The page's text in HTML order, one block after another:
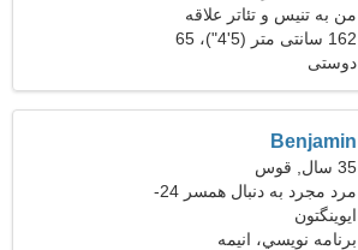
من به تنیس و تئاتر علاقه
دارم
162 سانتی متر (5'4")، 65
کیلوگرم (143 پوند)
دوستی
Benjamin
35 سال, قوس
مرد مجرد به دنبال همسر 24-
33
ایوینگتون
برنامه نويسي، انیمه